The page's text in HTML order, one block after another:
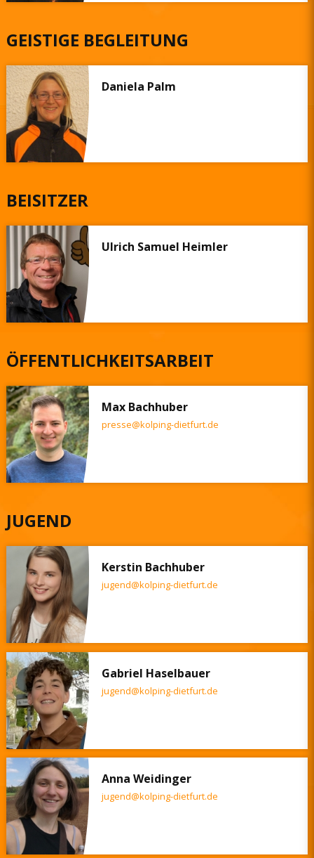
GEISTIGE BEGLEITUNG
Daniela Palm
BEISITZER
Ulrich Samuel Heimler
ÖFFENTLICHKEITSARBEIT
Max Bachhuber
presse@kolping-dietfurt.de
JUGEND
Kerstin Bachhuber
jugend@kolping-dietfurt.de
Gabriel Haselbauer
jugend@kolping-dietfurt.de
Anna Weidinger
jugend@kolping-dietfurt.de